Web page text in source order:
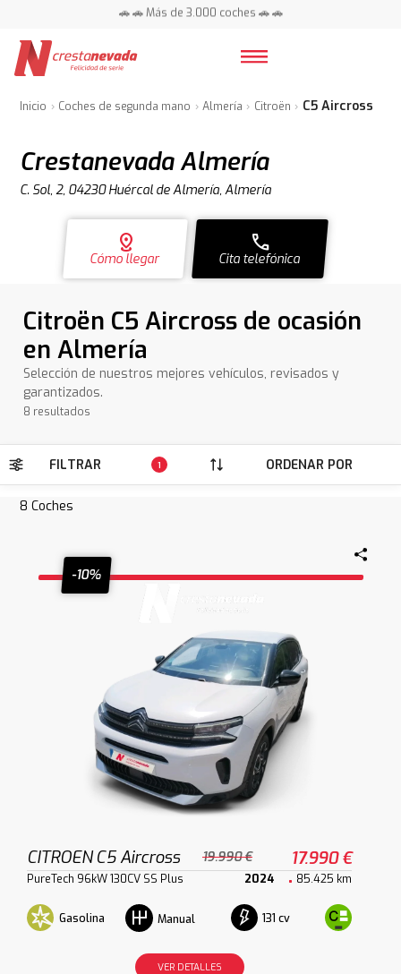
🚗 🚗 Más de 3.000 coches 🚗 🚗
Inicio Coches de segunda mano Almería Citroën C5 Aircross
Crestanevada Almería
C. Sol, 2, 04230 Huércal de Almería, Almería
distance
Cómo llegar
call
Cita telefónica
Citroën C5 Aircross de ocasión
en Almería
Selección de nuestros mejores vehículos, revisados y
garantizados.
8 resultados
FILTRAR 1 ORDENAR POR
8 Coches
-10%
CITROEN C5 Aircross 19.990 € 17.990 €
PureTech 96kW 130CV SS Plus 2024 85.425 km
Gasolina Manual 131 cv
VER DETALLES